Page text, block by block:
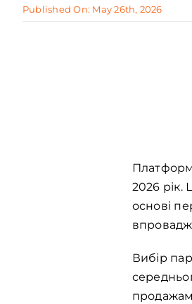
Published On: May 26th, 2026
2026 рік.
основі
Вибір